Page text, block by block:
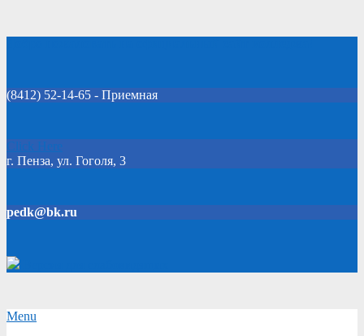
(8412) 52-14-65 - Приемная
Click Here
г. Пенза, ул. Гоголя, 3
pedk@bk.ru
Secondary
Menu